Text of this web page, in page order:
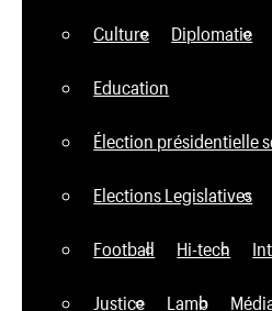
Culture Diplomatie
Education
Élection présidentielle
Elections Legislatives
Football Hi-tech
Justice Lamb